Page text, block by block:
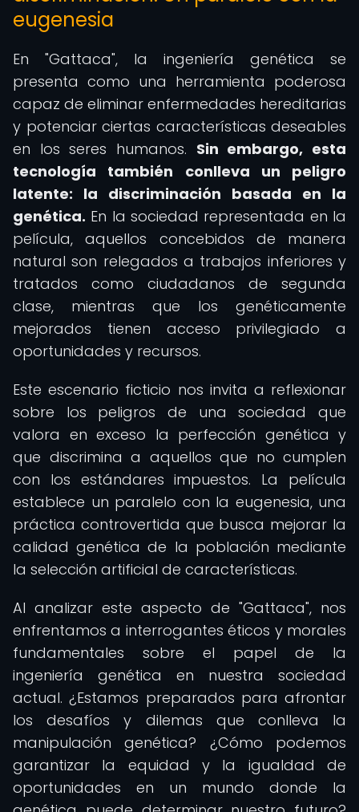
eugenesia
En "Gattaca", la ingeniería genética se
presenta como una herramienta poderosa
capaz de eliminar enfermedades hereditarias
y potenciar ciertas características deseables
en los seres humanos. Sin embargo, esta
tecnología también conlleva un peligro
latente: la discriminación basada en la
genética. En la sociedad representada en la
película, aquellos concebidos de manera
natural son relegados a trabajos inferiores y
tratados como ciudadanos de segunda
clase, mientras que los genéticamente
mejorados tienen acceso privilegiado a
oportunidades y recursos.
Este escenario ficticio nos invita a reflexionar
sobre los peligros de una sociedad que
valora en exceso la perfección genética y
que discrimina a aquellos que no cumplen
con los estándares impuestos. La película
establece un paralelo con la eugenesia, una
práctica controvertida que busca mejorar la
calidad genética de la población mediante
la selección artificial de características.
Al analizar este aspecto de "Gattaca", nos
enfrentamos a interrogantes éticos y morales
fundamentales sobre el papel de la
ingeniería genética en nuestra sociedad
actual. ¿Estamos preparados para afrontar
los desafíos y dilemas que conlleva la
manipulación genética? ¿Cómo podemos
garantizar la equidad y la igualdad de
oportunidades en un mundo donde la